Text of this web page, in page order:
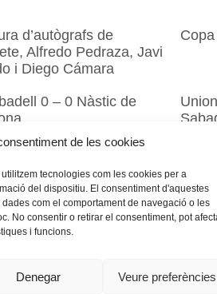
de les cookies
tecnologies com les cookies per a
del dispositiu. El consentiment d'aquestes
com el comportament de navegació o les
No consentir o retirar el consentiment, pot
i funcions.
Denegar Veure preferències
d’autògrafs de
Alfredo Pedraza, Javi
i Diego Cámara
0 – 0 Nàstic de
1 – 1 CD Teruel